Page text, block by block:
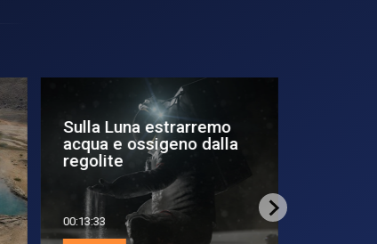
Sulla Luna estrarremo
acqua e ossigeno dalla
regolite
00:13:33